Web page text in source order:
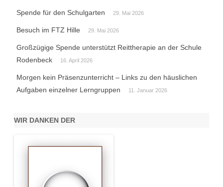
Spende für den Schulgarten 29. Mai 2026
Besuch im FTZ Hille 29. Mai 2026
Großzügige Spende unterstützt Reittherapie an der Schule
Rodenbeck
16. April 2026
Morgen kein Präsenzunterricht – Links zu den häuslichen
Aufgaben einzelner Lerngruppen
11. Januar 2026
WIR DANKEN DER